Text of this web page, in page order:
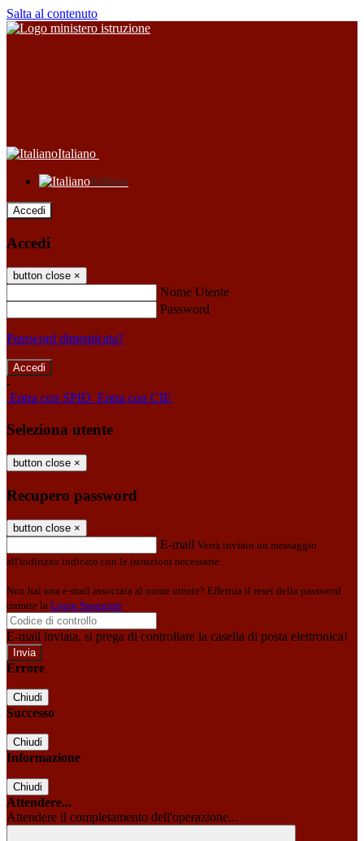
Salta al contenuto
Italiano
Italiano
Accedi
Accedi
button close ×
Nome Utente
Password
Password dimenticata?
-
Entra con SPID Entra con CIE
Seleziona utente
button close ×
Recupero password
button close ×
E-mail Verrà inviato un messaggio
all'indirizzo indicato con le istruzioni necessarie.
Non hai una e-mail associata al nome utente? Effettua il reset della password
tramite la Login Spaggiari
E-mail inviata, si prega di controllare la casella di posta elettronica!
Errore
Chiudi
Successo
Chiudi
Informazione
Chiudi
Attendere...
Attendere il completamento dell'operazione...